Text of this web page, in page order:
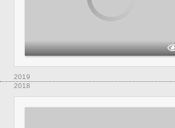
2019
2018